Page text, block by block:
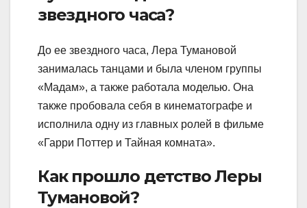
звездного часа?
До ее звездного часа, Лера Тумановой
занималась танцами и была членом группы
«Мадам», а также работала моделью. Она
также пробовала себя в кинематографе и
исполнила одну из главных ролей в фильме
«Гарри Поттер и Тайная комната».
Как прошло детство Леры
Тумановой?